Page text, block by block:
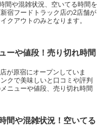
間や混雑状況、空いてる時間を
宿フードトラック店の2店舗が
クアウトのみとなります。
ーや値段！売り切れ時間
が原宿にオープンしていま
クで美味しいと口コミや評判
ニューや値段、売り切れ時間
間や混雑状況！空いてる